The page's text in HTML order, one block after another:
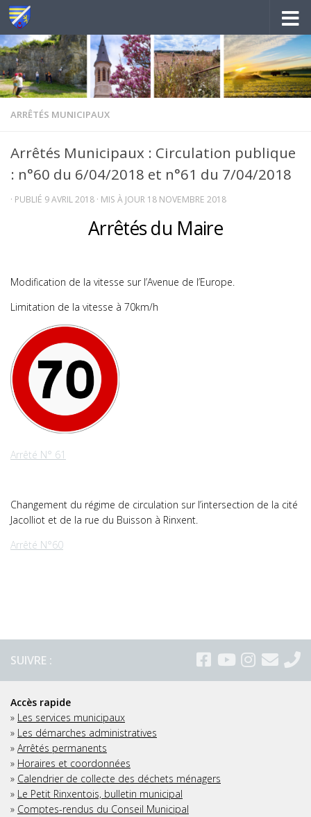
Au dessous du contenu
ARRÊTÉS MUNICIPAUX
Arrêtés Municipaux : Circulation publique
: n°60 du 6/04/2018 et n°61 du 7/04/2018
· PUBLIÉ 9 AVRIL 2018 · MIS À JOUR 18 NOVEMBRE 2018
Arrêtés du Maire
Modification de la vitesse sur l’Avenue de l’Europe.
Limitation de la vitesse à 70km/h
Arrêté N° 61
Changement du régime de circulation sur l’intersection de la cité
Jacolliot et de la rue du Buisson à Rinxent.
Arrêté N°60
SUIVRE :
Accès rapide
» Les services municipaux
» Les démarches administratives
» Arrêtés permanents
» Horaires et coordonnées
» Calendrier de collecte des déchets ménagers
» Le Petit Rinxentois, bulletin municipal
» Comptes-rendus du Conseil Municipal